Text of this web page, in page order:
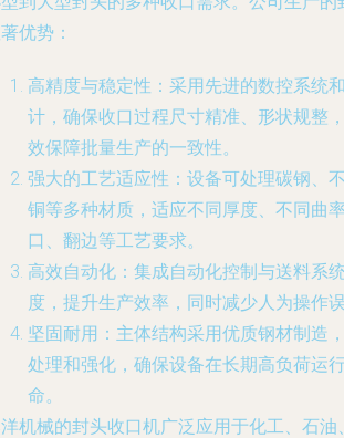
优势：
高精度与稳定性 ：采用先进的数控系统
计，确保收口过程尺寸精准、形状规整
效保障批量生产的一致性。
强大的工艺适应性 ：设备可处理碳钢、
铜等多种材质，适应不同厚度、不同曲
口、翻边等工艺要求。
高效自动化 ：集成自动化控制与送料系
度，提升生产效率，同时减少人为操作
坚固耐用 ：主体结构采用优质钢材制造
处理和强化，确保设备在长期高负荷运
命。
机械的封头收口机广泛应用于化工、石